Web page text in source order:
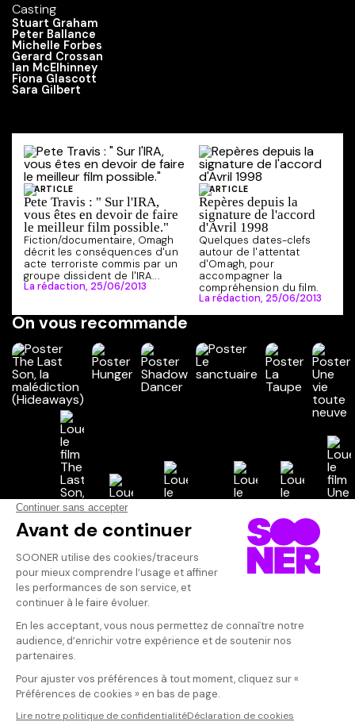
Casting
Stuart Graham
Peter Ballance
Michelle Forbes
Gerard Crossan
Ian McElhinney
Fiona Glascott
Sara Gilbert
ARTICLE
Pete Travis : " Sur l'IRA,
vous êtes en devoir de faire
le meilleur film possible."
Fiction/documentaire, Omagh
décrit les conséquences d'un
acte terroriste commis par un
groupe dissident de l'IRA...
La rédaction, 25/06/2013
ARTICLE
Repères depuis la
signature de l'accord
d'Avril 1998
Quelques dates-clefs
autour de l'attentat
d'Omagh, pour
accompagner la
compréhension du film.
La rédaction, 25/06/2013
On vous recommande
Vos avis
Donnez votre avis
Votre note
Votre commentaire
Il faut vous connecter pour
publier un avis